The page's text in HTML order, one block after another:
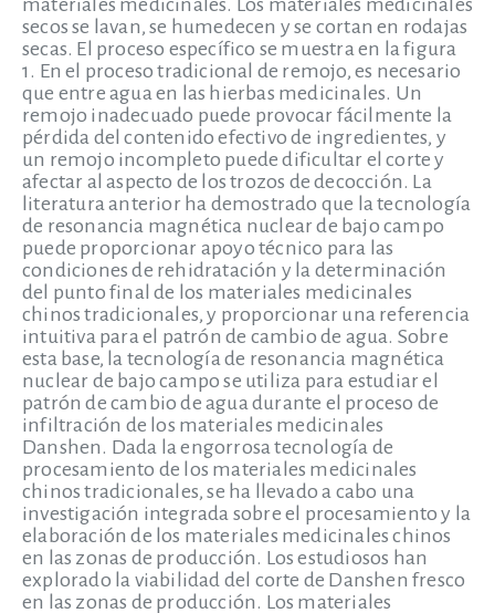
materiales medicinales. Los materiales medicinales
secos se lavan, se humedecen y se cortan en rodajas
secas. El proceso específico se muestra en la figura
1. En el proceso tradicional de remojo, es necesario
que entre agua en las hierbas medicinales. Un
remojo inadecuado puede provocar fácilmente la
pérdida del contenido efectivo de ingredientes, y
un remojo incompleto puede dificultar el corte y
afectar al aspecto de los trozos de decocción. La
literatura anterior ha demostrado que la tecnología
de resonancia magnética nuclear de bajo campo
puede proporcionar apoyo técnico para las
condiciones de rehidratación y la determinación
del punto final de los materiales medicinales
chinos tradicionales, y proporcionar una referencia
intuitiva para el patrón de cambio de agua. Sobre
esta base, la tecnología de resonancia magnética
nuclear de bajo campo se utiliza para estudiar el
patrón de cambio de agua durante el proceso de
infiltración de los materiales medicinales
Danshen. Dada la engorrosa tecnología de
procesamiento de los materiales medicinales
chinos tradicionales, se ha llevado a cabo una
investigación integrada sobre el procesamiento y la
elaboración de los materiales medicinales chinos
en las zonas de producción. Los estudiosos han
explorado la viabilidad del corte de Danshen fresco
en las zonas de producción. Los materiales